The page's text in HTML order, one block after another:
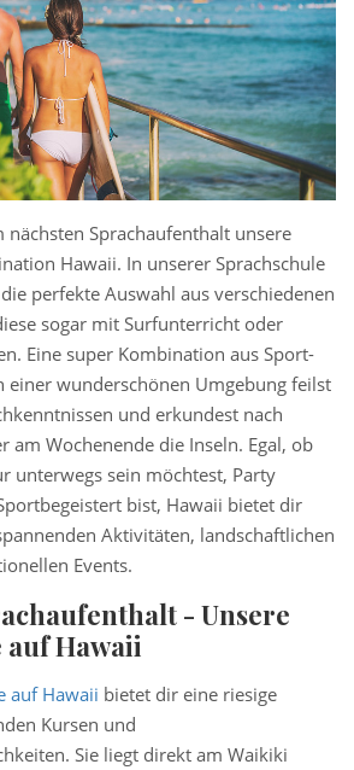
nächsten Sprachaufenthalt unsere
Hawaii. In unserer Sprachschule
perfekte Auswahl aus verschiedenen
sogar mit Surfunterricht oder
Eine super Kombination aus Sport-
einer wunderschönen Umgebung feilst
und erkundest nach
am Wochenende die Inseln. Egal, ob
unterwegs sein möchtest, Party
bist, Hawaii bietet dir
Aktivitäten, landschaftlichen
Events.
- Unsere
auf Hawaii
auf Hawaii bietet dir eine riesige
Kursen und
Sie liegt direkt am Waikiki